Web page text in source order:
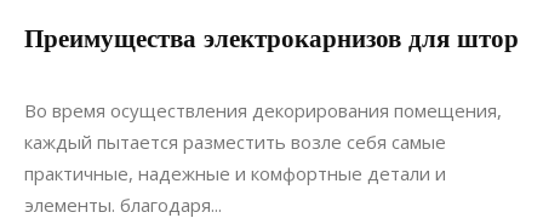
Преимущества электрокарнизов для штор
02.05.2020 0
Во время осуществления декорирования помещения,
каждый пытается разместить возле себя самые
практичные, надежные и комфортные детали и
элементы. благодаря...